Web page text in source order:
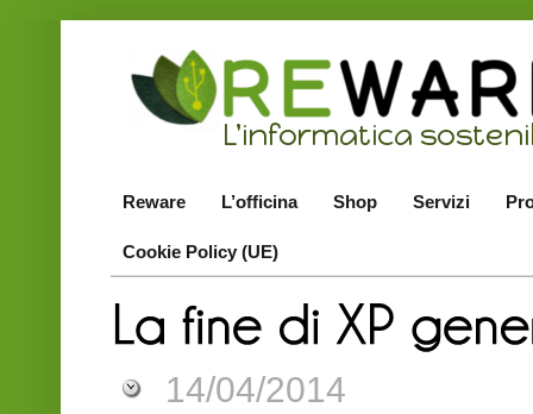
Reware L’officina Shop Servizi
Cookie Policy (UE)
14/04/2014